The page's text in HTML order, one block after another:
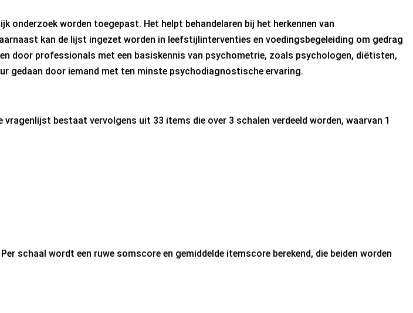
onderzoek worden toegepast. Het helpt behandelaren bij het herkennen van
kan de lijst ingezet worden in leefstijlinterventies en voedingsbegeleiding om gedrag
door professionals met een basiskennis van psychometrie, zoals psychologen, diëtisten,
gedaan door iemand met ten minste psychodiagnostische ervaring.
bestaat vervolgens uit 33 items die over 3 schalen verdeeld worden, waarvan 1
schaal wordt een ruwe somscore en gemiddelde itemscore berekend, die beiden worden